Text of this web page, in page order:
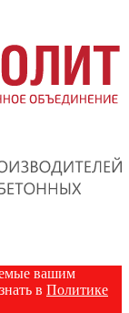
вашим
в Политике